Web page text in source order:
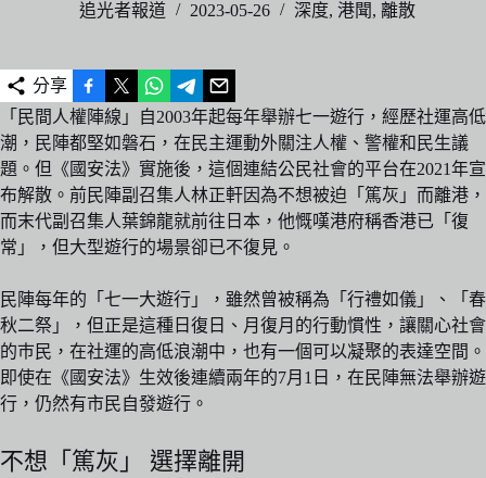
追光者報道 2023-05-26 深度, 港聞, 離散
分享
「民間人權陣線」自2003年起每年舉辦七一遊行，經歷社運高低
潮，民陣都堅如磐石，在民主運動外關注人權、警權和民生議
題。但《國安法》實施後，這個連結公民社會的平台在2021年宣
布解散。前民陣副召集人林正軒因為不想被迫「篤灰」而離港，
而末代副召集人葉錦龍就前往日本，他慨嘆港府稱香港已「復
常」，但大型遊行的場景卻已不復見。
民陣每年的「七一大遊行」，雖然曾被稱為「行禮如儀」、「春
秋二祭」，但正是這種日復日、月復月的行動慣性，讓關心社會
的巿民，在社運的高低浪潮中，也有一個可以凝聚的表達空間。
即使在《國安法》生效後連續兩年的7月1日，在民陣無法舉辦遊
行，仍然有市民自發遊行。
不想「篤灰」 選擇離開